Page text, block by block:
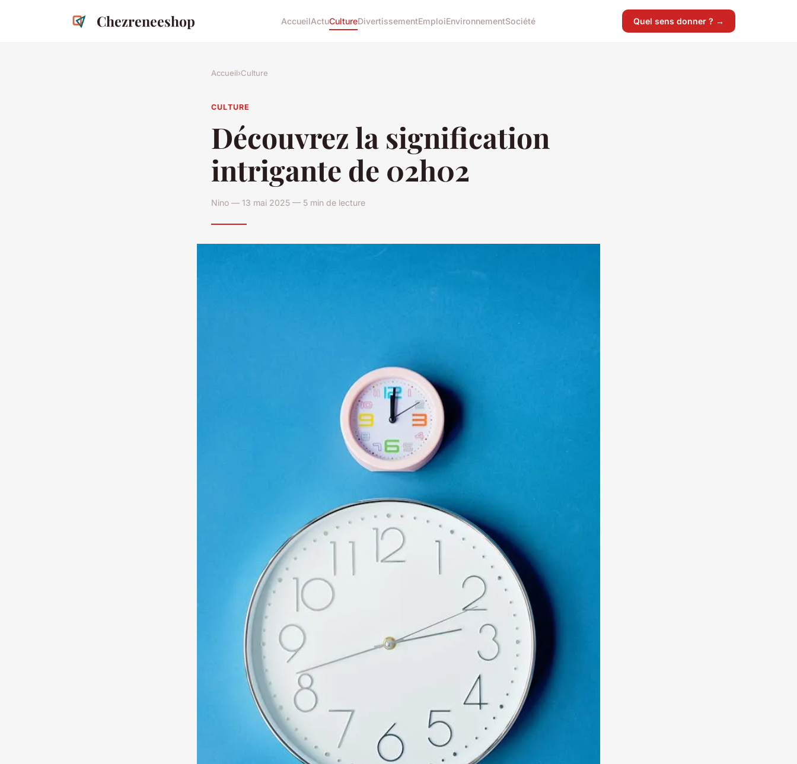
Chezreneeshop AccueilActuCultureDivertissementEmploiEnvironnementSociété Quel sens donner ? →
Accueil›Culture
CULTURE
Découvrez la signification
intrigante de 02h02
Nino — 13 mai 2025 — 5 min de lecture